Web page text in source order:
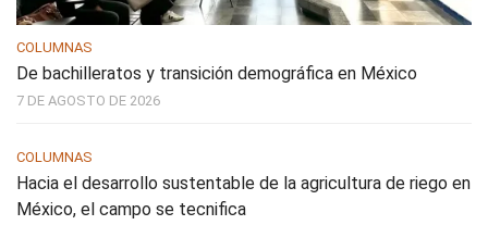
COLUMNAS
De bachilleratos y transición demográfica en México
7 DE AGOSTO DE 2026
COLUMNAS
Hacia el desarrollo sustentable de la agricultura de riego en
México, el campo se tecnifica